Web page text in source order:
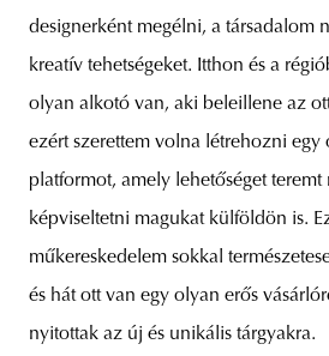
designerként megélni, a társadalom
kreatív tehetségeket. Itthon és a
olyan alkotó van, aki beleillene az
ezért szerettem volna létrehozni
platformot, amely lehetőséget
képviseltetni magukat külföldön is.
műkereskedelem sokkal
és hát ott van egy olyan erős
nyitottak az új és unikális tárgyakra.